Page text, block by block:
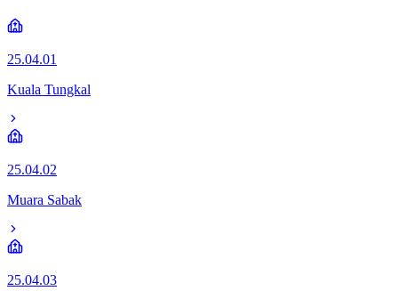
25.04.01
Kuala Tungkal
25.04.02
Muara Sabak
25.04.03